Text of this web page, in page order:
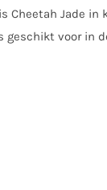
Cheetah Jade
geschikt voor in